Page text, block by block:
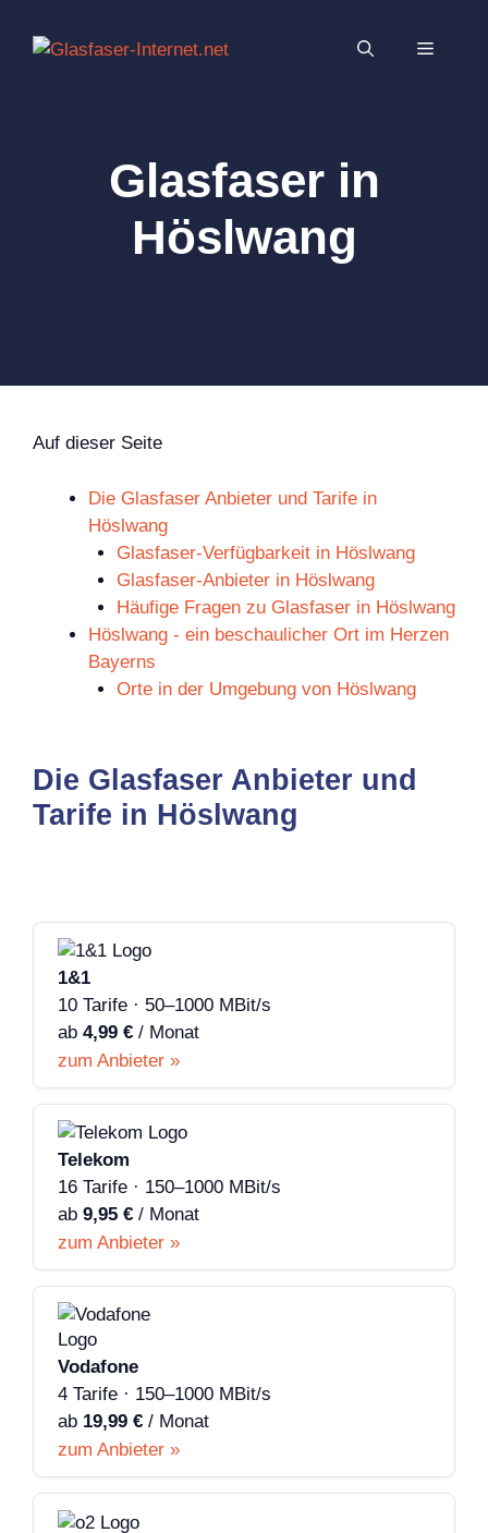
Inhalt
MENÜ
Glasfaser in
Höslwang
Auf dieser Seite
Die Glasfaser Anbieter und Tarife in
Höslwang
Glasfaser-Verfügbarkeit in Höslwang
Glasfaser-Anbieter in Höslwang
Häufige Fragen zu Glasfaser in Höslwang
Höslwang - ein beschaulicher Ort im Herzen
Bayerns
Orte in der Umgebung von Höslwang
Die Glasfaser Anbieter und
Tarife in Höslwang
1&1
10 Tarife · 50–1000 MBit/s
ab 4,99 € / Monat
zum Anbieter »
Telekom
16 Tarife · 150–1000 MBit/s
ab 9,95 € / Monat
zum Anbieter »
Vodafone
4 Tarife · 150–1000 MBit/s
ab 19,99 € / Monat
zum Anbieter »